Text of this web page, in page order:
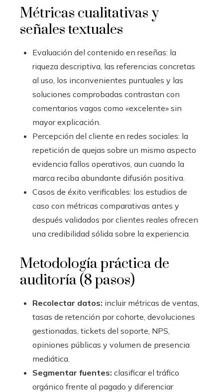
Métricas cualitativas y
señales textuales
Evaluación del contenido en reseñas: la
riqueza descriptiva, las referencias concretas
al uso, los inconvenientes puntuales y las
soluciones comprobadas contrastan con
comentarios vagos como «excelente» sin
mayor explicación.
Percepción del cliente en redes sociales: la
repetición de quejas sobre un mismo aspecto
evidencia fallos operativos, aun cuando la
marca reciba abundante difusión positiva.
Casos de éxito verificables: los estudios de
caso con métricas comparativas antes y
después validados por clientes reales ofrecen
una credibilidad sólida sobre la experiencia.
Metodología práctica de
auditoría (8 pasos)
Recolectar datos: incluir métricas de ventas,
tasas de retención por cohorte, devoluciones
gestionadas, tickets del soporte, NPS,
opiniones públicas y volumen de presencia
mediática.
Segmentar fuentes: clasificar el tráfico
orgánico frente al pagado y diferenciar